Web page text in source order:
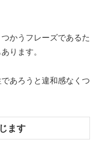
かうフレーズであるた
ります。
あろうと違和感なくつ
ます